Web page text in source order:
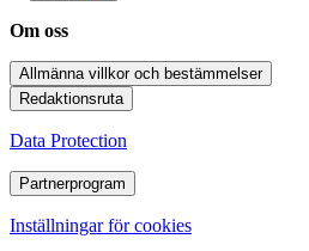
Om oss
Allmänna villkor och bestämmelser
Redaktionsruta
Data Protection
Partnerprogram
Inställningar för cookies